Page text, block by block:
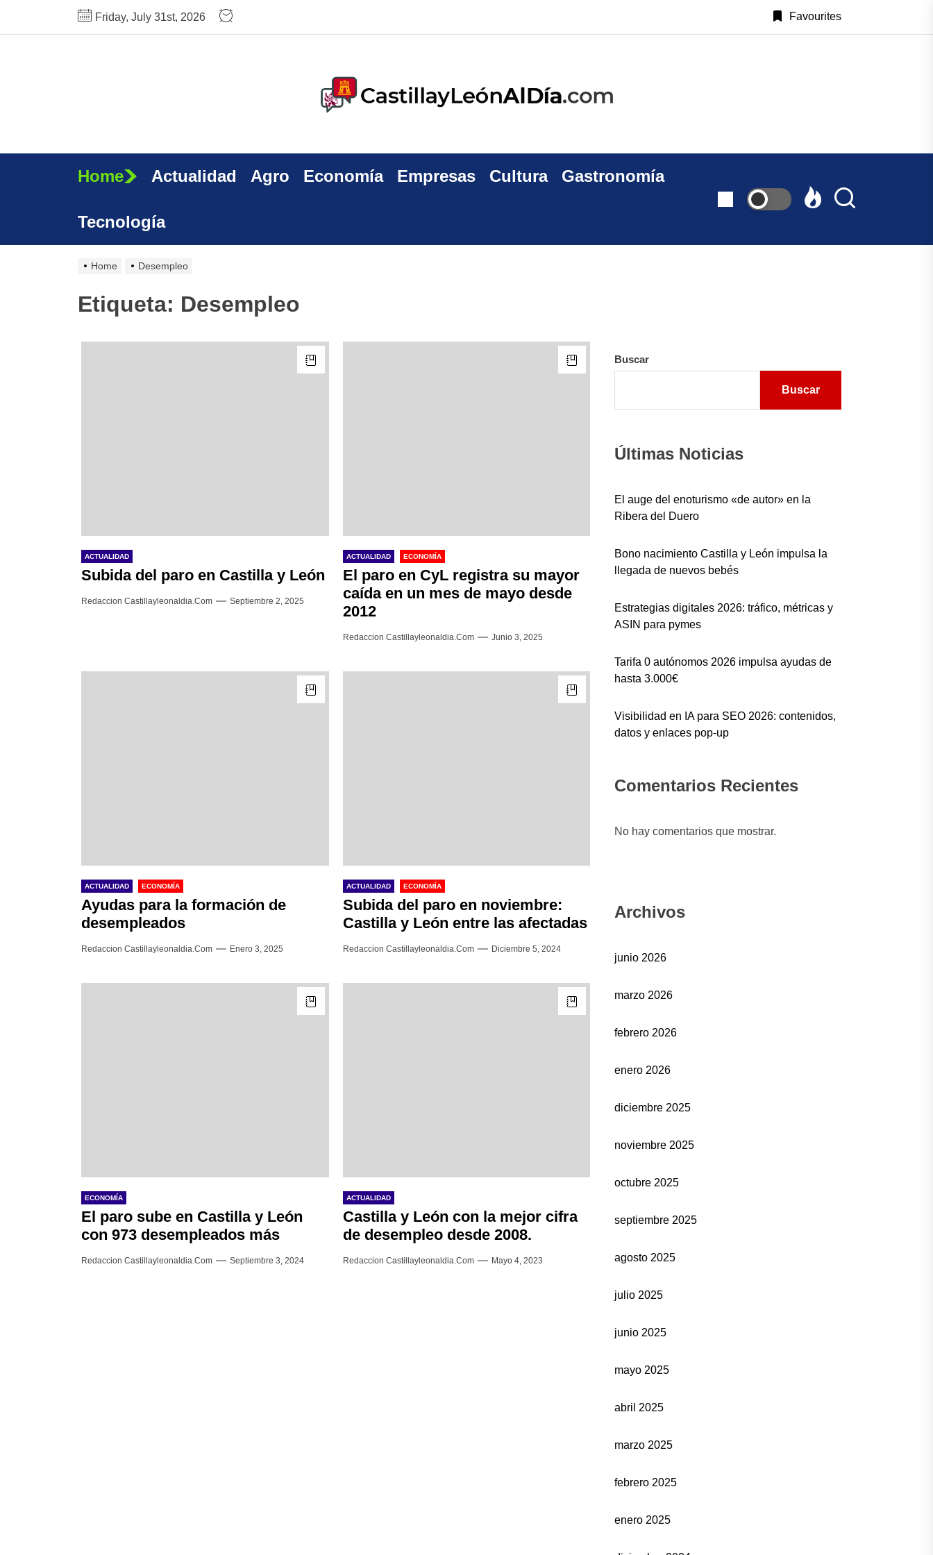
Friday, July 31st, 2026 Favourites
Home Actualidad Agro Economía Empresas Cultura Gastronomía
Tecnología
Home Desempleo
Etiqueta: Desempleo
ACTUALIDAD
Subida del paro en Castilla y León
Redaccion Castillayleonaldia.com Septiembre 2, 2025
ACTUALIDAD ECONOMÍA
El paro en CyL registra su mayor
caída en un mes de mayo desde
2012
Redaccion Castillayleonaldia.com Junio 3, 2025
ACTUALIDAD ECONOMÍA
Ayudas para la formación de
desempleados
Redaccion Castillayleonaldia.com Enero 3, 2025
ACTUALIDAD ECONOMÍA
Subida del paro en noviembre:
Castilla y León entre las afectadas
Redaccion Castillayleonaldia.com Diciembre 5, 2024
ECONOMÍA
El paro sube en Castilla y León
con 973 desempleados más
Redaccion Castillayleonaldia.com Septiembre 3, 2024
ACTUALIDAD
Castilla y León con la mejor cifra
de desempleo desde 2008.
Redaccion Castillayleonaldia.com Mayo 4, 2023
Buscar
Buscar
Últimas Noticias
El auge del enoturismo «de autor» en la
Ribera del Duero
Bono nacimiento Castilla y León impulsa la
llegada de nuevos bebés
Estrategias digitales 2026: tráfico, métricas y
ASIN para pymes
Tarifa 0 autónomos 2026 impulsa ayudas de
hasta 3.000€
Visibilidad en IA para SEO 2026: contenidos,
datos y enlaces pop-up
Comentarios Recientes
No hay comentarios que mostrar.
Archivos
junio 2026
marzo 2026
febrero 2026
enero 2026
diciembre 2025
noviembre 2025
octubre 2025
septiembre 2025
agosto 2025
julio 2025
junio 2025
mayo 2025
abril 2025
marzo 2025
febrero 2025
enero 2025